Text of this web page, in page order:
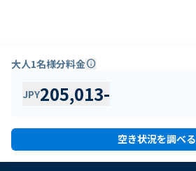
大人1名様分料金info
JPY205,013-
空き状況を調べる